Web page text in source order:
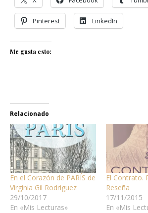
Pinterest LinkedIn
Me gusta esto:
Relacionado
En el Corazón de PARÍS de
Virginia Gil Rodríguez
29/10/2017
En «Mis Lecturas»
El Contrato.
Reseña
17/11/2015
En «Mis